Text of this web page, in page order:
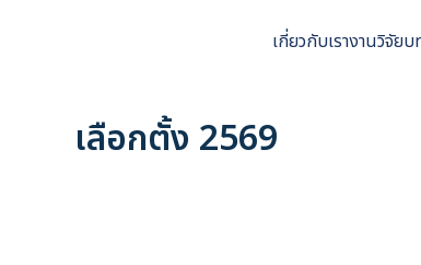
เกี่ยวกับเรางานวิจัยบ
เลือกตั้ง 2569